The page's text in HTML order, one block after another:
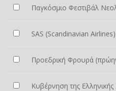
Παγκόσμιο Φεστιβάλ
SAS (Scandinavian Airlines)
Προεδρική Φρουρά
Κυβέρνηση της Ελληνικής